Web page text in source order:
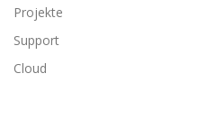
Projekte
Support
Cloud